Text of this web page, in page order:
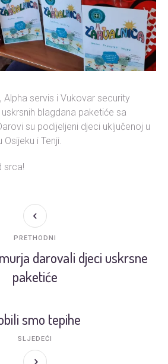
Alpha servis i Vukovar security
blagdana paketiće sa
su podijeljeni djeci uključenoj u
i Tenji.
srca!
darovali djeci uskrsne
paketiće
PRETHODNI
smo tepihe
SLJEDEĆI